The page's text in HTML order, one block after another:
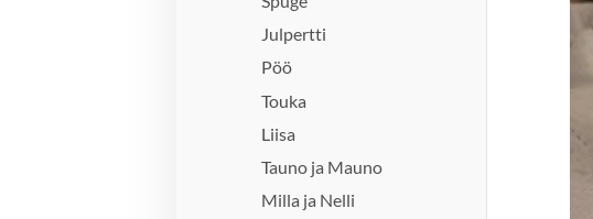
Julpertti
Pöö
Touka
Liisa
Tauno ja Mauno
Milla ja Nelli